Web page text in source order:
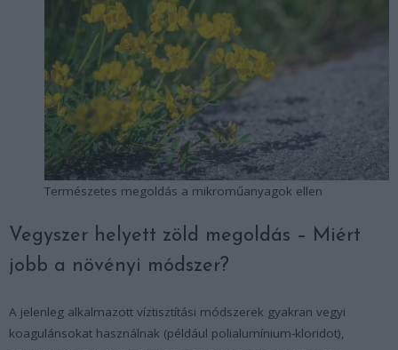
Természetes megoldás a mikroműanyagok ellen
Vegyszer helyett zöld megoldás – Miért
jobb a növényi módszer?
A jelenleg alkalmazott víztisztítási módszerek gyakran vegyi
koagulánsokat használnak (például polialumínium-kloridot),